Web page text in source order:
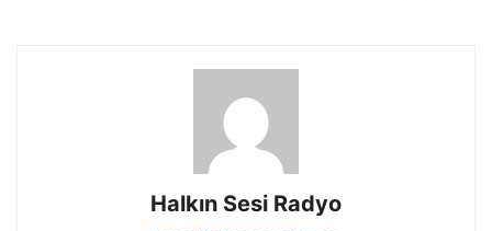
Halkın Sesi Radyo